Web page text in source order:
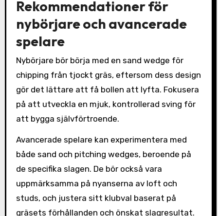
Rekommendationer för
nybörjare och avancerade
spelare
Nybörjare bör börja med en sand wedge för
chipping från tjockt gräs, eftersom dess design
gör det lättare att få bollen att lyfta. Fokusera
på att utveckla en mjuk, kontrollerad sving för
att bygga självförtroende.
Avancerade spelare kan experimentera med
både sand och pitching wedges, beroende på
de specifika slagen. De bör också vara
uppmärksamma på nyanserna av loft och
studs, och justera sitt klubval baserat på
gräsets förhållanden och önskat slagresultat.